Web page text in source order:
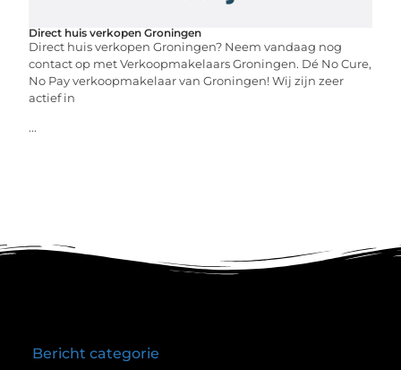
Direct huis verkopen Groningen
Direct huis verkopen Groningen? Neem vandaag nog
contact op met Verkoopmakelaars Groningen. Dé No Cure,
No Pay verkoopmakelaar van Groningen! Wij zijn zeer
actief in
...
Bericht categorie